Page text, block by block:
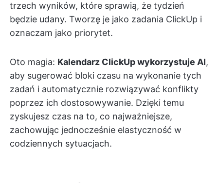
trzech wyników, które sprawią, że tydzień
będzie udany. Tworzę je jako zadania ClickUp i
oznaczam jako priorytet.
Oto magia: Kalendarz ClickUp wykorzystuje AI,
aby sugerować bloki czasu na wykonanie tych
zadań i automatycznie rozwiązywać konflikty
poprzez ich dostosowywanie. Dzięki temu
zyskujesz czas na to, co najważniejsze,
zachowując jednocześnie elastyczność w
codziennych sytuacjach.